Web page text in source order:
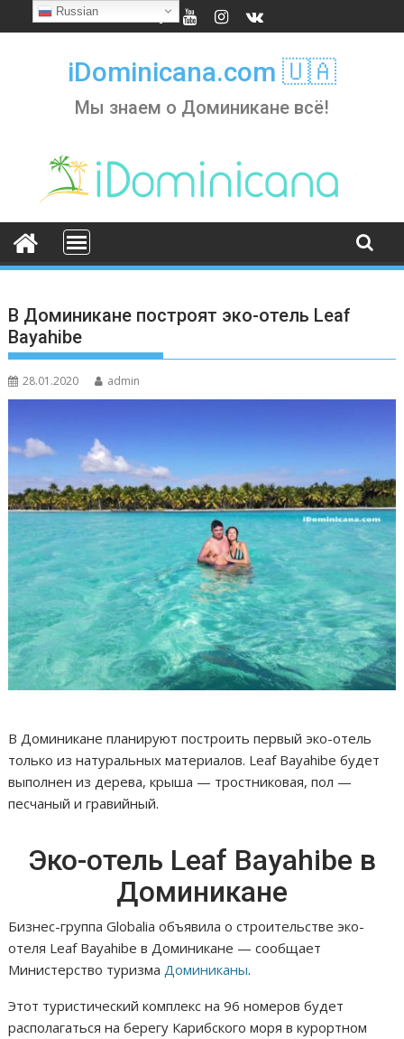
to
iDominicana.com 🇺🇦
Мы знаем о Доминикане всё!
В Доминикане построят эко-отель Leaf
Bayahibe
28.01.2020 admin
В Доминикане планируют построить первый эко-отель
только из натуральных материалов. Leaf Bayahibe будет
выполнен из дерева, крыша — тростниковая, пол —
песчаный и гравийный.
Эко-отель Leaf Bayahibe в
Доминикане
Бизнес-группа Globalia объявила о строительстве эко-
отеля Leaf Bayahibe в Доминикане — сообщает
Министерство туризмаДоминиканы.
Этот туристический комплекс на 96 номеров будет
располагаться на берегу Карибского моря в курортном
Russian